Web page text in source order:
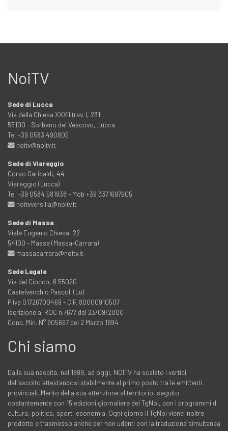
NoiTV
Sede di Lucca
Via della Chiesa XXXII trav. I, 231
55100 - Sorbano del Vescovo, Lucca
Tel +39 0583 490805
noitv@noitv.it
Sede di Viareggio
Corso Garibaldi, 44
Viareggio (Lucca)
Tel +39 0584 581938 - Mob +39 3371697605
noitvversilia@noitv.it
Sede di Massa
Viale Eugenio Chiesa, 22
54100 - Massa (Massa-Carrara)
massacarrara@noitv.it
Sede Legale
Via del Ciocco, 6 55020
Castelvecchio Pascoli (Lu)
P.iva 01726700469 - C.F. 80000910507
Iscrizione al ROC n.7677 del 23/09/2000
Conc. Min. N° 905667 del 2 Marzo 1994
Chi siamo
Dalla sua nascita, nel 1989, ad oggi, NOITV ha scalato i vertici
dell'ascolto attestandosi stabilmente al primo posto tra le emittenti
provinciali. Merito della sua attenzione al territorio, seguito
costantemente con 15 edizioni giornaliere del TgNoi, con i programmi di
cultura, politica, sport, economia. Ogni giorno il TgNoi viene inoltre
prodotto e trasmesso anche per non udenti con la traduzione simultanea